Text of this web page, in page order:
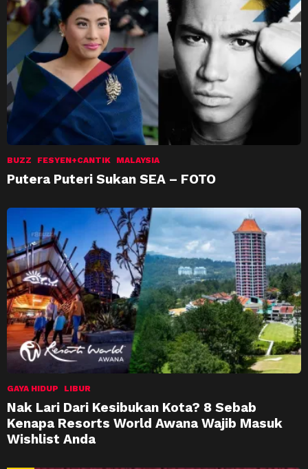
BUZZ FESYEN+CANTIK MALAYSIA
Putera Puteri Sukan SEA – FOTO
GAYA HIDUP LIBUR
Nak Lari Dari Kesibukan Kota? 8 Sebab
Kenapa Resorts World Awana Wajib Masuk
Wishlist Anda